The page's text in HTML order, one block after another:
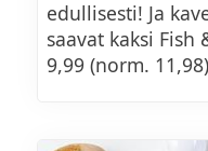
Pasha-
Pehmisbaari
Parsakaali-
Focaccia
herne-
edullisesti! Ja
saavat kaksi Fish
9,99 (norm.